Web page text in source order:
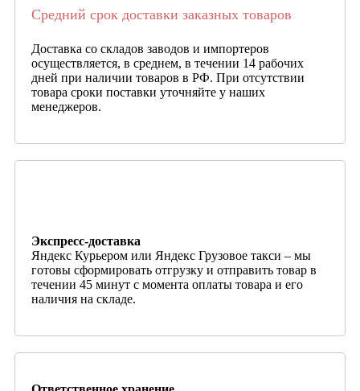
Средний срок доставки заказных товаров
Доставка со складов заводов и импортеров
осуществляется, в среднем, в течении 14 рабочих
дней при наличии товаров в РФ. При отсутствии
товара сроки поставки уточняйте у наших
менеджеров.
Экспресс-доставка
Яндекс Курьером или Яндекс Грузовое такси – мы
готовы сформировать отгрузку и отправить товар в
течении 45 минут с момента оплаты товара и его
наличия на складе.